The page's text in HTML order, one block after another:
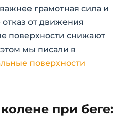
грамотная сила и
от движения
поверхности снижают
мы писали в
поверхности
при беге: